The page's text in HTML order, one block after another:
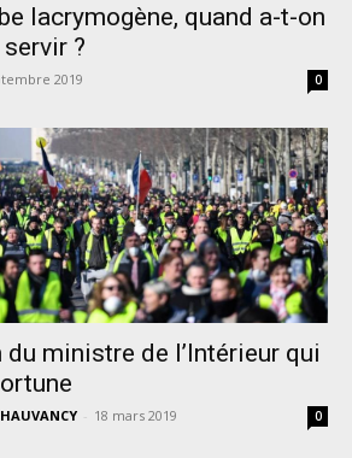
lacrymogène, quand a-t-on
servir ?
2019 0
ministre de l’Intérieur qui
- 18 mars 2019 0